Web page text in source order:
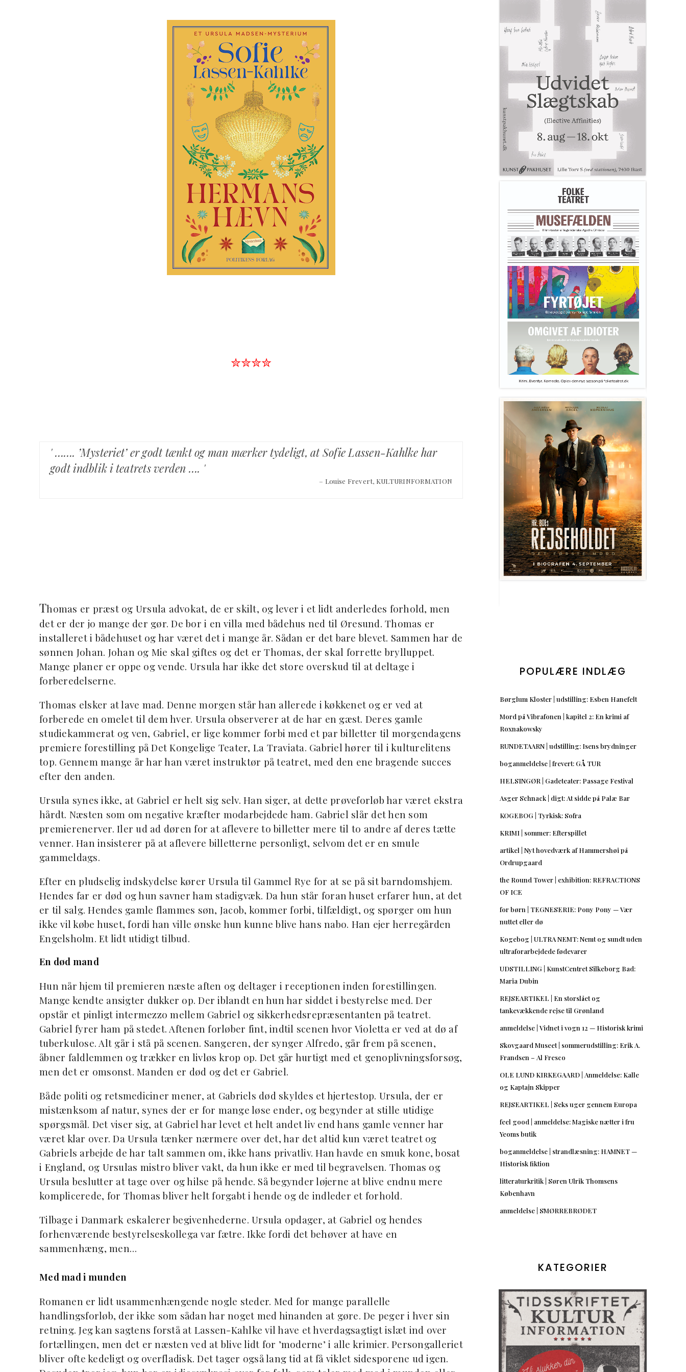
✮✮✮✮
' ……. ’Mysteriet’ er godt tænkt og man mærker tydeligt, at Sofie Lassen-Kahlke har
godt indblik i teatrets verden …. '
– Louise Frevert, KULTURINFORMATION
Thomas er præst og Ursula advokat, de er skilt, og lever i et lidt anderledes forhold, men
det er der jo mange der gør. De bor i en villa med bådehus ned til Øresund. Thomas er
installeret i bådehuset og har været det i mange år. Sådan er det bare blevet. Sammen har de
sønnen Johan. Johan og Mie skal giftes og det er Thomas, der skal forrette brylluppet.
Mange planer er oppe og vende. Ursula har ikke det store overskud til at deltage i
forberedelserne.
Thomas elsker at lave mad. Denne morgen står han allerede i køkkenet og er ved at
forberede en omelet til dem hver. Ursula observerer at de har en gæst. Deres gamle
studiekammerat og ven, Gabriel, er lige kommer forbi med et par billetter til morgendagens
premiere forestilling på Det Kongelige Teater, La Traviata. Gabriel hører til i kulturelitens
top. Gennem mange år har han været instruktør på teatret, med den ene bragende succes
efter den anden.
Ursula synes ikke, at Gabriel er helt sig selv. Han siger, at dette prøveforløb har været ekstra
hårdt. Næsten som om negative kræfter modarbejdede ham. Gabriel slår det hen som
premierenerver. Iler ud ad døren for at aflevere to billetter mere til to andre af deres tætte
venner. Han insisterer på at aflevere billetterne personligt, selvom det er en smule
gammeldags.
Efter en pludselig indskydelse kører Ursula til Gammel Rye for at se på sit barndomshjem.
Hendes far er død og hun savner ham stadigvæk. Da hun står foran huset erfarer hun, at det
er til salg. Hendes gamle flammes søn, Jacob, kommer forbi, tilfældigt, og spørger om hun
ikke vil købe huset, fordi han ville ønske hun kunne blive hans nabo. Han ejer herregården
Engelsholm. Et lidt utidigt tilbud.
En død mand
Hun når hjem til premieren næste aften og deltager i receptionen inden forestillingen.
Mange kendte ansigter dukker op. Der iblandt en hun har siddet i bestyrelse med. Der
opstår et pinligt intermezzo mellem Gabriel og sikkerhedsrepræsentanten på teatret.
Gabriel fyrer ham på stedet. Aftenen forløber fint, indtil scenen hvor Violetta er ved at dø af
tuberkulose. Alt går i stå på scenen. Sangeren, der synger Alfredo, går frem på scenen,
åbner faldlemmen og trækker en livløs krop op. Det går hurtigt med et genoplivningsforsøg,
men det er omsonst. Manden er død og det er Gabriel.
Både politi og retsmediciner mener, at Gabriels død skyldes et hjertestop. Ursula, der er
mistænksom af natur, synes der er for mange løse ender, og begynder at stille utidige
spørgsmål. Det viser sig, at Gabriel har levet et helt andet liv end hans gamle venner har
været klar over. Da Ursula tænker nærmere over det, har det altid kun været teatret og
Gabriels arbejde de har talt sammen om, ikke hans privatliv. Han havde en smuk kone, bosat
i England, og Ursulas mistro bliver vakt, da hun ikke er med til begravelsen. Thomas og
Ursula beslutter at tage over og hilse på hende. Så begynder løjerne at blive endnu mere
komplicerede, for Thomas bliver helt forgabt i hende og de indleder et forhold.
Tilbage i Danmark eskalerer begivenhederne. Ursula opdager, at Gabriel og hendes
forhenværende bestyrelseskollega var fætre. Ikke fordi det behøver at have en
sammenhæng, men…
Med mad i munden
Romanen er lidt usammenhængende nogle steder. Med for mange parallelle
handlingsforløb, der ikke som sådan har noget med hinanden at gøre. De peger i hver sin
retning. Jeg kan sagtens forstå at Lassen-Kahlke vil have et hverdagsagtigt islæt ind over
fortællingen, men det er næsten ved at blive lidt for ’moderne’ i alle krimier. Persongalleriet
bliver ofte kedeligt og overfladisk. Det tager også lang tid at få viklet sidesporene ud igen.
POPULÆRE INDLÆG
Børglum Kloster | udstilling: Esben Hanefelt
Mord på Vibrafonen | kapitel 2: En krimi af
Roxnakowsky
RUNDETAARN | udstilling: Isens brydninger
boganmeldelse | frevert: GÅ TUR
HELSINGØR | Gadeteater: Passage Festival
Asger Schnack | digt: At sidde på Palæ Bar
KOGEBOG | Tyrkisk: Sofra
KRIMI | sommer: Efterspillet
artikel | Nyt hovedværk af Hammershøi på
Ordrupgaard
the Round Tower | exhibition: REFRACTIONS
OF ICE
for børn | TEGNESERIE: Pony Pony — Vær
nuttet eller dø
Kogebog | ULTRA NEMT: Nemt og sundt uden
ultraforarbejdede fødevarer
UDSTILLING | KunstCentret Silkeborg Bad:
Maria Dubin
REJSEARTIKEL | En storslået og
tankevækkende rejse til Grønland
anmeldelse | Vidnet i vogn 12 — Historisk krimi
Skovgaard Museet | sommerudstilling: Erik A.
Frandsen – Al Fresco
OLE LUND KIRKEGAARD | Anmeldelse: Kalle
og Kaptajn Skipper
REJSEARTIKEL | Seks uger gennem Europa
feel good | anmeldelse: Magiske nætter i fru
Yeoms butik
boganmeldelse | strandlæsning: HAMNET —
Historisk fiktion
litteraturkritik | Søren Ulrik Thomsens
København
anmeldelse | SMØRREBRØDET
KATEGORIER